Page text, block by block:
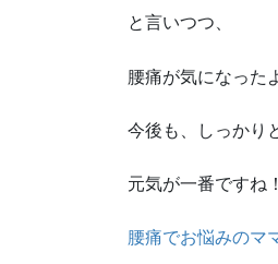
と言いつつ、
腰痛が気になった
今後も、しっかり
元気が一番ですね！
腰痛でお悩みのマ